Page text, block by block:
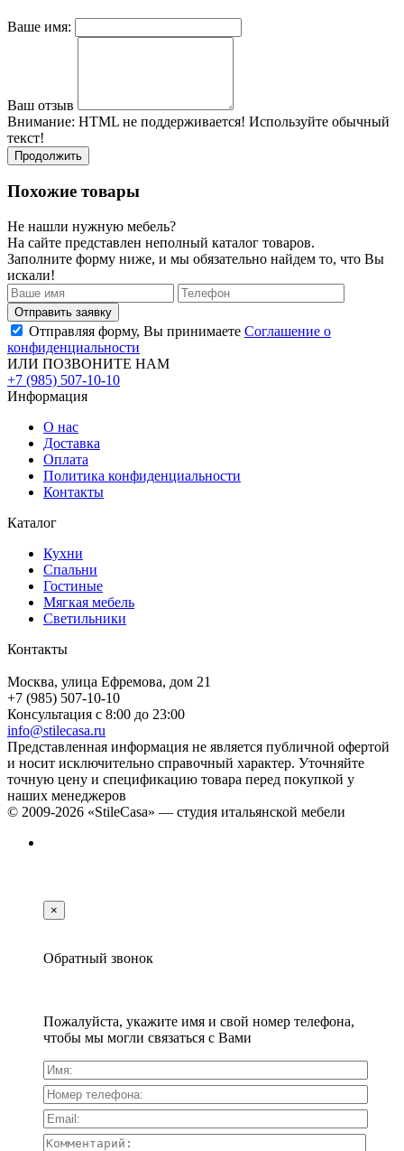
Ваше имя:
Ваш отзыв
Внимание: HTML не поддерживается! Используйте обычный
текст!
Продолжить
Похожие товары
Не нашли нужную мебель?
На сайте представлен неполный каталог товаров.
Заполните форму ниже, и мы обязательно найдем то, что Вы
искали!
Отправляя форму, Вы принимаете Соглашение о
конфиденциальности
ИЛИ ПОЗВОНИТЕ НАМ
+7 (985) 507-10-10
Информация
О нас
Доставка
Оплата
Политика конфиденциальности
Контакты
Каталог
Кухни
Спальни
Гостиные
Мягкая мебель
Светильники
Контакты
Москва, улица Ефремова, дом 21
+7 (985) 507-10-10
Консультация с 8:00 до 23:00
info@stilecasa.ru
Представленная информация не является публичной офертой
и носит исключительно справочный характер. Уточняйте
точную цену и спецификацию товара перед покупкой у
наших менеджеров
© 2009-2026 «StileCasa» — студия итальянской мебели
×
Обратный звонок
Пожалуйста, укажите имя и свой номер телефона,
чтобы мы могли связаться с Вами